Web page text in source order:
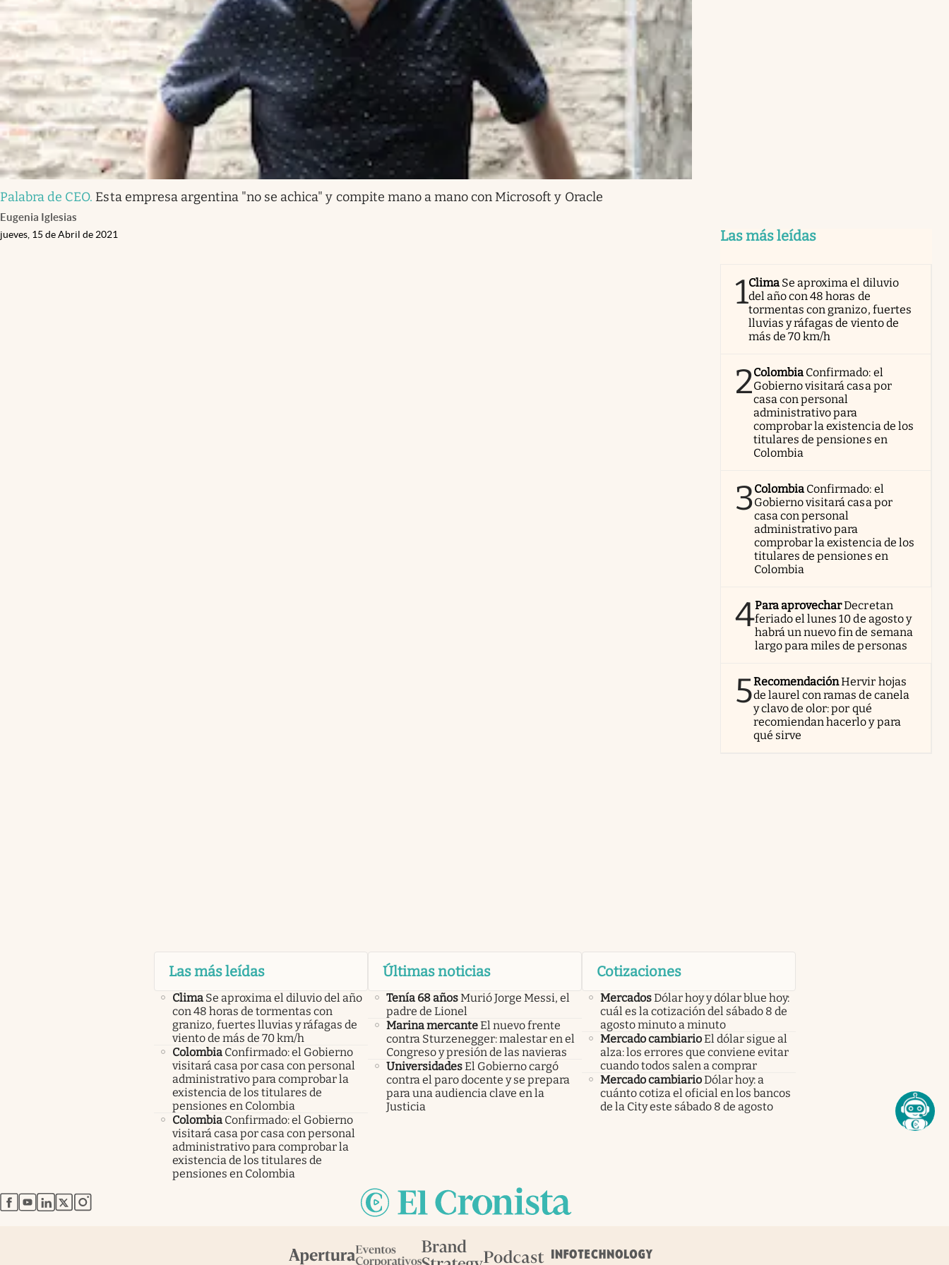
Palabra de CEO. Esta empresa argentina "no se achica" y compite mano a mano con Microsoft y Oracle
Eugenia Iglesias
jueves, 15 de Abril de 2021 Las más leídas
1Clima Se aproxima el diluvio
del año con 48 horas de
tormentas con granizo, fuertes
lluvias y ráfagas de viento de
más de 70 km/h
2Colombia Confirmado: el
Gobierno visitará casa por
casa con personal
administrativo para
comprobar la existencia de los
titulares de pensiones en
Colombia
3Colombia Confirmado: el
Gobierno visitará casa por
casa con personal
administrativo para
comprobar la existencia de los
titulares de pensiones en
Colombia
4Para aprovecharDecretan
feriado el lunes 10 de agosto y
habrá un nuevo fin de semana
largo para miles de personas
5RecomendaciónHervir hojas
de laurel con ramas de canela
y clavo de olor: por qué
recomiendan hacerlo y para
qué sirve
Las más leídas
Clima Se aproxima el diluvio del año
con 48 horas de tormentas con
granizo, fuertes lluvias y ráfagas de
viento de más de 70 km/h
Colombia Confirmado: el Gobierno
visitará casa por casa con personal
administrativo para comprobar la
existencia de los titulares de
pensiones en Colombia
Colombia Confirmado: el Gobierno
visitará casa por casa con personal
administrativo para comprobar la
existencia de los titulares de
pensiones en Colombia
Últimas noticias
Tenía 68 añosMurió Jorge Messi, el
padre de Lionel
Marina mercanteEl nuevo frente
contra Sturzenegger: malestar en el
Congreso y presión de las navieras
UniversidadesEl Gobierno cargó
contra el paro docente y se prepara
para una audiencia clave en la
Justicia
Cotizaciones
MercadosDólar hoy y dólar blue hoy:
cuál es la cotización del sábado 8 de
agosto minuto a minuto
Mercado cambiarioEl dólar sigue al
alza: los errores que conviene evitar
cuando todos salen a comprar
Mercado cambiarioDólar hoy: a
cuánto cotiza el oficial en los bancos
de la City este sábado 8 de agosto
abre en nueva pestaña
abre en nueva pestaña
abre en nueva pestaña
abre en nueva pestaña
abre en nueva pestaña